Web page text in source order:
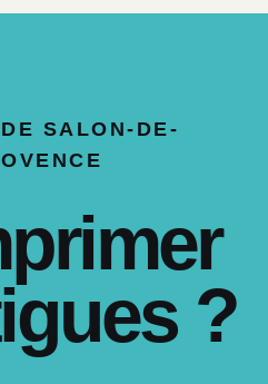
SALON-DE-
?